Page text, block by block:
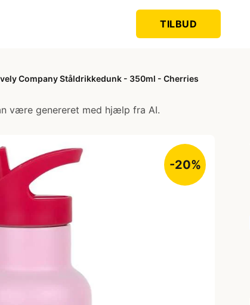
TILBUD
Company Ståldrikkedunk - 350ml - Cherries
være genereret med hjælp fra AI.
-20%